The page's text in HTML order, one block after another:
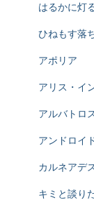
はるかに灯
ひねもす落
アポリア
アリス・イ
アルバトロ
アンドロイ
カルネアデ
キミと談り